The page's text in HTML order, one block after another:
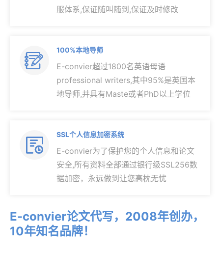
服体系,保证随叫随到,保证及时修改

100%本地导师
E-convier超过1800名英语母语
professional writers,其中95%是英国本
地导师,并具有Maste或者PhD以上学位

SSL个人信息加密系统
E-convier为了保护您的个人信息和论文
安全,所有资料全部通过银行级SSL256数
据加密，永远做到让您高枕无忧
E-convier论文代写，2008年创办，
10年知名品牌！